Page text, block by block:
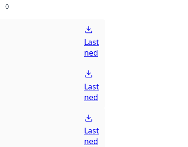
0
Last
ned
Last
ned
Last
ned